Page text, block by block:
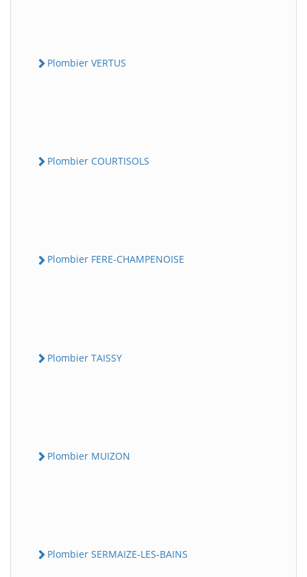
Plombier VERTUS
Plombier COURTISOLS
Plombier FERE-CHAMPENOISE
Plombier TAISSY
Plombier MUIZON
Plombier SERMAIZE-LES-BAINS